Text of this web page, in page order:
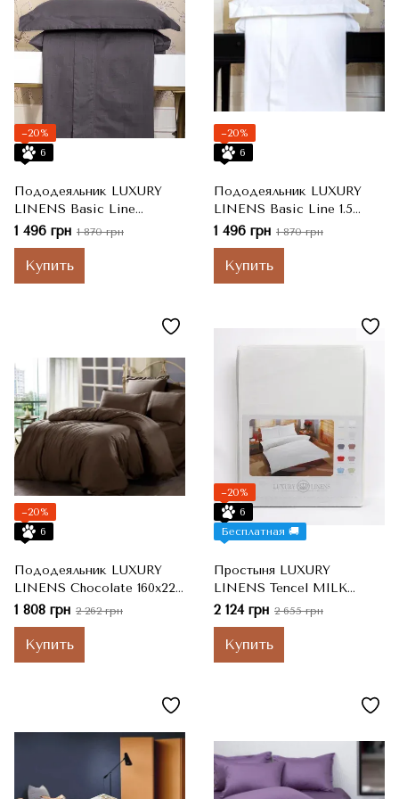
−20%
6
Пододеяльник LUXURY
LINENS Basic Line
Anthracite
Полутораспальные
1 496 грн 1 870 грн
Купить
−20%
6
Пододеяльник LUXURY
LINENS Basic Line 1.5
160*220 WHITE 100%
Хлопок Полутораспальные
1 496 грн 1 870 грн
Купить
−20%
6
Пододеяльник LUXURY
LINENS Chocolate 160х220
100% египетский хлопок
Полутораспальные
1 808 грн 2 262 грн
Купить
−20%
6
Бесплатная 🚚
Простыня LUXURY
LINENS Tencel MILK
240*260 Двуспальные
2 124 грн 2 655 грн
Купить